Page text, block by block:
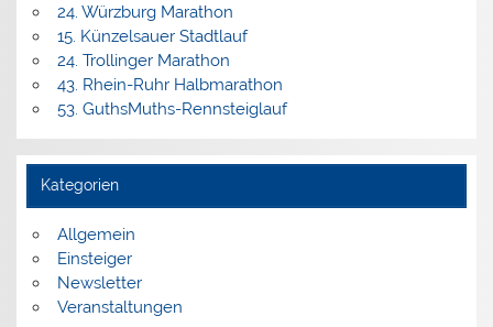
24. Würzburg Marathon
15. Künzelsauer Stadtlauf
24. Trollinger Marathon
43. Rhein-Ruhr Halbmarathon
53. GuthsMuths-Rennsteiglauf
Kategorien
Allgemein
Einsteiger
Newsletter
Veranstaltungen